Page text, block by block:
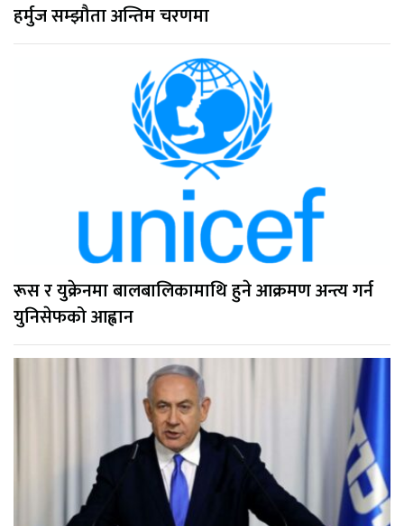
हर्मुज सम्झौता अन्तिम चरणमा
रूस र युक्रेनमा बालबालिकामाथि हुने आक्रमण अन्त्य गर्न
युनिसेफको आह्वान